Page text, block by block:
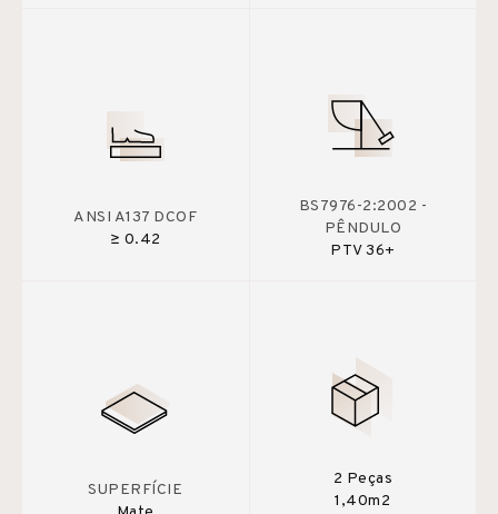
ANSI A137 DCOF
≥ 0.42
BS7976-2:2002 -
PÊNDULO
PTV 36+
SUPERFÍCIE
2 Peças
1,40m2